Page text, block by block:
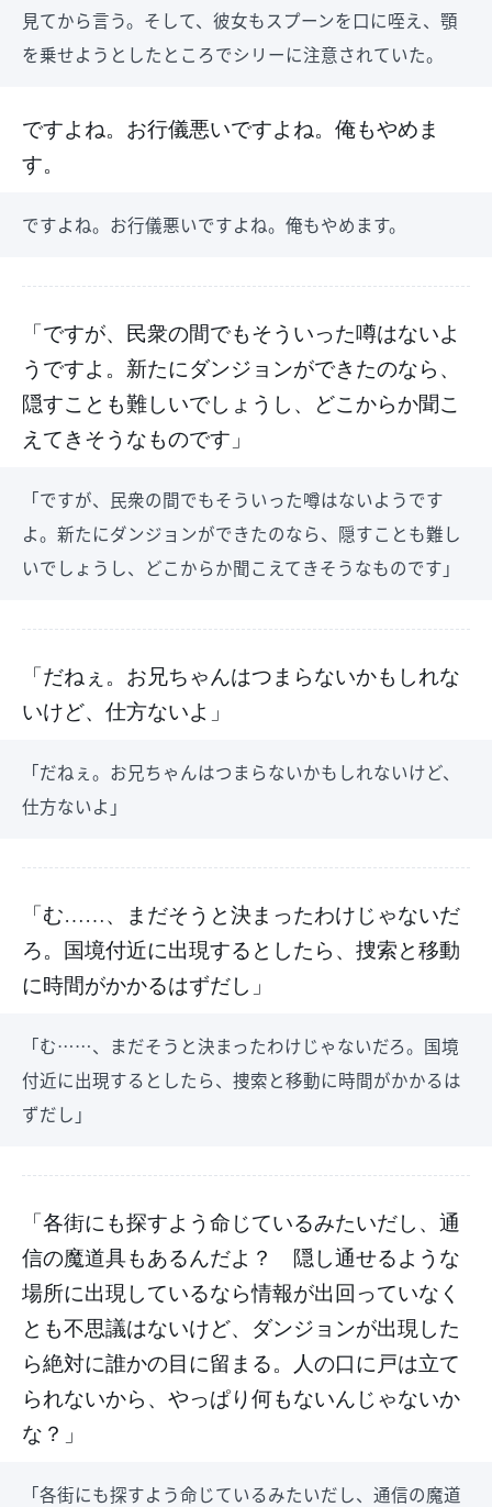
見てから言う。そして、彼女もスプーンを口に咥え、顎
を乗せようとしたところでシリーに注意されていた。
ですよね。お行儀悪いですよね。俺もやめま
す。
ですよね。お行儀悪いですよね。俺もやめます。
「ですが、民衆の間でもそういった噂はないよ
うですよ。新たにダンジョンができたのなら、
隠すことも難しいでしょうし、どこからか聞こ
えてきそうなものです」
「ですが、民衆の間でもそういった噂はないようです
よ。新たにダンジョンができたのなら、隠すことも難し
いでしょうし、どこからか聞こえてきそうなものです」
「だねぇ。お兄ちゃんはつまらないかもしれな
いけど、仕方ないよ」
「だねぇ。お兄ちゃんはつまらないかもしれないけど、
仕方ないよ」
「む……、まだそうと決まったわけじゃないだ
ろ。国境付近に出現するとしたら、捜索と移動
に時間がかかるはずだし」
「む……、まだそうと決まったわけじゃないだろ。国境
付近に出現するとしたら、捜索と移動に時間がかかるは
ずだし」
「各街にも探すよう命じているみたいだし、通
信の魔道具もあるんだよ？ 隠し通せるような
場所に出現しているなら情報が出回っていなく
とも不思議はないけど、ダンジョンが出現した
ら絶対に誰かの目に留まる。人の口に戸は立て
られないから、やっぱり何もないんじゃないか
な？」
「各街にも探すよう命じているみたいだし、通信の魔道